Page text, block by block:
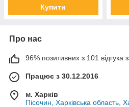
Купити
Про нас
96% позитивних з 101 відгука
Працює з 30.12.2016
м. Харків
Пісочин, Харківська область,